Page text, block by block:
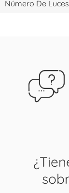
Número De Luces